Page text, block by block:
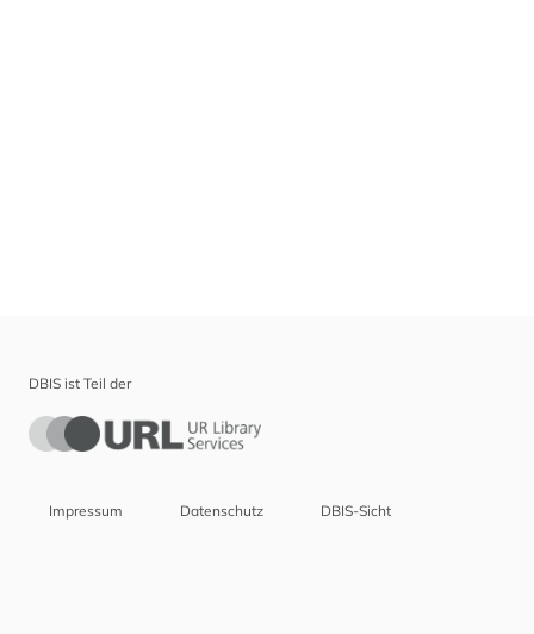
DBIS ist Teil der
Impressum Datenschutz DBIS-Sicht